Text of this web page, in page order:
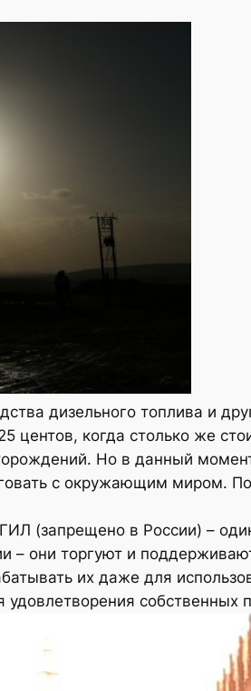
дизельного топлива и
когда столько же
Но в данный
с окружающим миром.
(запрещено в России) –
они торгуют и
их даже для
собственных